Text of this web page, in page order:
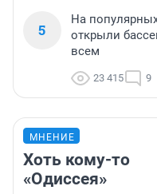
5
На
открыли
всем
23 415 9
МНЕНИЕ
Хоть кому-то
«Одиссея»